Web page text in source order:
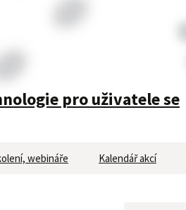
pro uživatele se
webináře Kalendář akcí